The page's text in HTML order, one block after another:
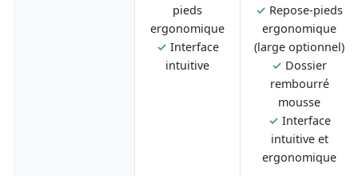
pieds
ergonomique
✓ Interface
intuitive
✓ Repose-pieds
ergonomique
(large optionnel)
✓ Dossier
rembourré
mousse
✓ Interface
intuitive et
ergonomique